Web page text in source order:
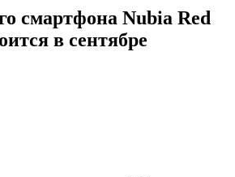
смартфона Nubia Red
в сентябре